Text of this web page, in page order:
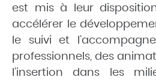
est mis à leur
accélérer le
le suivi et
professionnels, des
l’insertion dans les